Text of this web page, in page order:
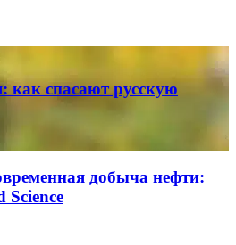
как спасают русскую
добыча нефти:
Science